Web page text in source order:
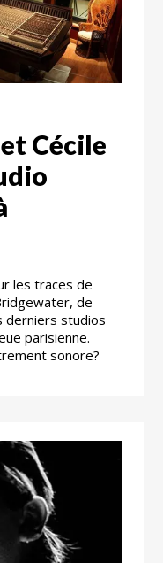
Cécile
les traces de
de
derniers studios
parisienne.
sonore?